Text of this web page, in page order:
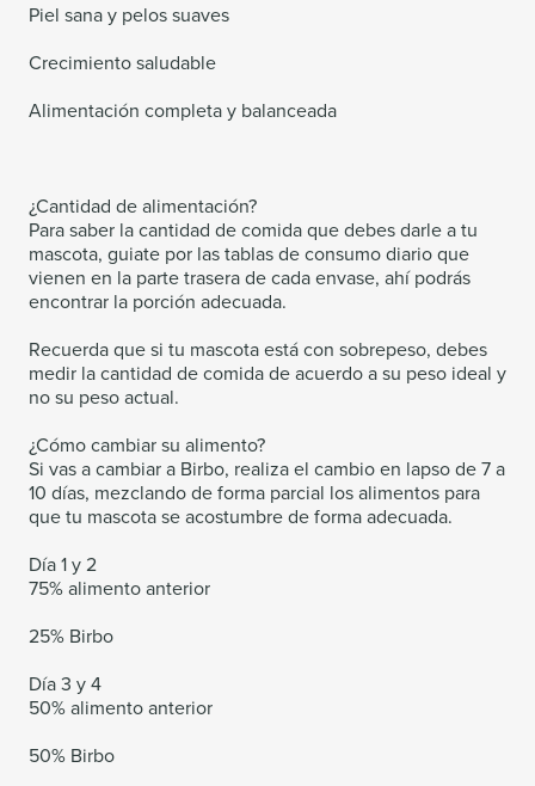
Piel sana y pelos suaves
Crecimiento saludable
Alimentación completa y balanceada
¿Cantidad de alimentación?
Para saber la cantidad de comida que debes darle a tu
mascota, guiate por las tablas de consumo diario que
vienen en la parte trasera de cada envase, ahí podrás
encontrar la porción adecuada.
Recuerda que si tu mascota está con sobrepeso, debes
medir la cantidad de comida de acuerdo a su peso ideal y
no su peso actual.
¿Cómo cambiar su alimento?
Si vas a cambiar a Birbo, realiza el cambio en lapso de 7 a
10 días, mezclando de forma parcial los alimentos para
que tu mascota se acostumbre de forma adecuada.
Día 1 y 2
75% alimento anterior
25% Birbo
Día 3 y 4
50% alimento anterior
50% Birbo